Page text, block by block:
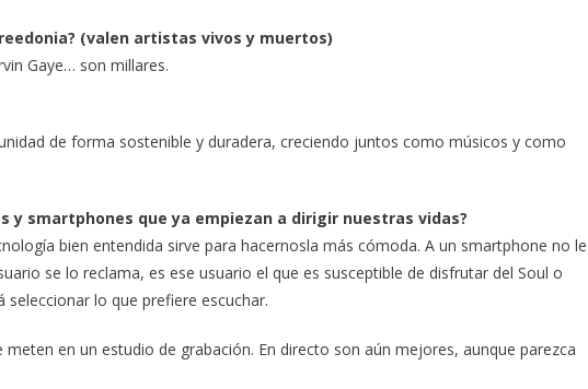
(valen artistas vivos y muertos)
Gaye… son millares.
de forma sostenible y duradera, creciendo juntos como músicos y como
y smartphones que ya empiezan a dirigir nuestras vidas?
bien entendida sirve para hacernosla más cómoda. A un smartphone no le
se lo reclama, es ese usuario el que es susceptible de disfrutar del Soul o
lo que prefiere escuchar.
en un estudio de grabación. En directo son aún mejores, aunque parezca